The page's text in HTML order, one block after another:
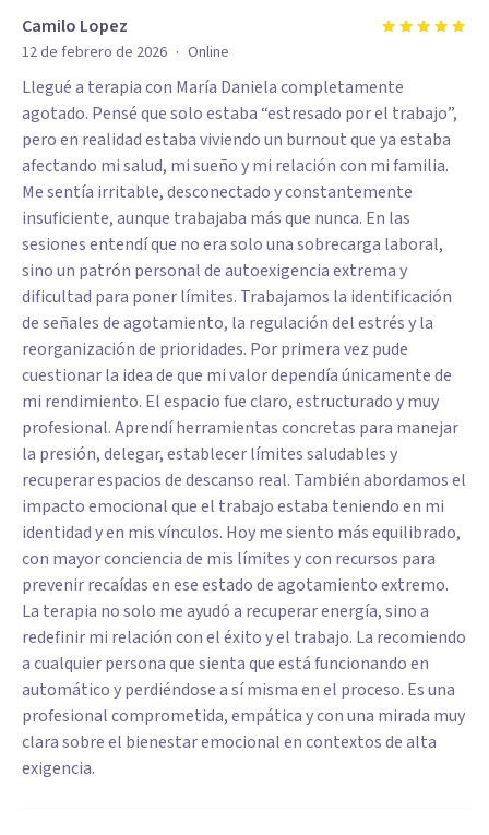
Camilo Lopez
12 de febrero de 2026 · Online
Llegué a terapia con María Daniela completamente
agotado. Pensé que solo estaba “estresado por el trabajo”,
pero en realidad estaba viviendo un burnout que ya estaba
afectando mi salud, mi sueño y mi relación con mi familia.
Me sentía irritable, desconectado y constantemente
insuficiente, aunque trabajaba más que nunca. En las
sesiones entendí que no era solo una sobrecarga laboral,
sino un patrón personal de autoexigencia extrema y
dificultad para poner límites. Trabajamos la identificación
de señales de agotamiento, la regulación del estrés y la
reorganización de prioridades. Por primera vez pude
cuestionar la idea de que mi valor dependía únicamente de
mi rendimiento. El espacio fue claro, estructurado y muy
profesional. Aprendí herramientas concretas para manejar
la presión, delegar, establecer límites saludables y
recuperar espacios de descanso real. También abordamos el
impacto emocional que el trabajo estaba teniendo en mi
identidad y en mis vínculos. Hoy me siento más equilibrado,
con mayor conciencia de mis límites y con recursos para
prevenir recaídas en ese estado de agotamiento extremo.
La terapia no solo me ayudó a recuperar energía, sino a
redefinir mi relación con el éxito y el trabajo. La recomiendo
a cualquier persona que sienta que está funcionando en
automático y perdiéndose a sí misma en el proceso. Es una
profesional comprometida, empática y con una mirada muy
clara sobre el bienestar emocional en contextos de alta
exigencia.